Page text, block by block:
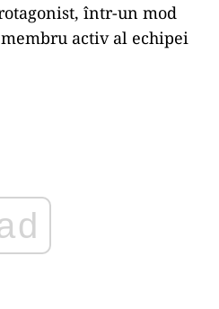
într-un mod
activ al echipei